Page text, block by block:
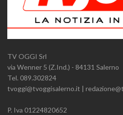
TV OGGI Srl
via Wenner 5 (Z.Ind.) - 84131 Salerno
Tel. 089.302824
tvoggi@tvoggisalerno.it |
P. Iva 01224820652